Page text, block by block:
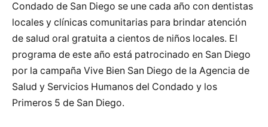
Condado de San Diego se une cada año con dentistas
locales y clínicas comunitarias para brindar atención
de salud oral gratuita a cientos de niños locales. El
programa de este año está patrocinado en San Diego
por la campaña Vive Bien San Diego de la Agencia de
Salud y Servicios Humanos del Condado y los
Primeros 5 de San Diego.